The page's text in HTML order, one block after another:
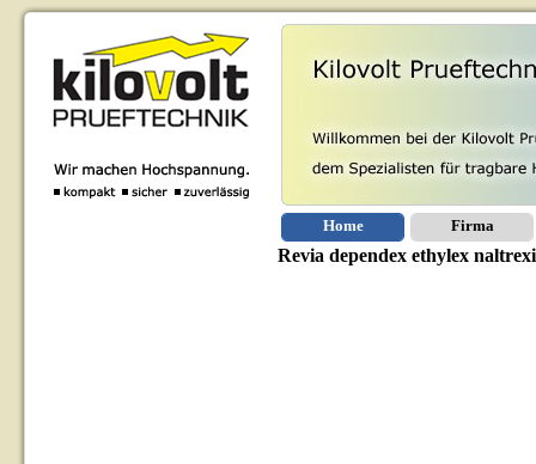
Home Firma
Revia dependex ethylex